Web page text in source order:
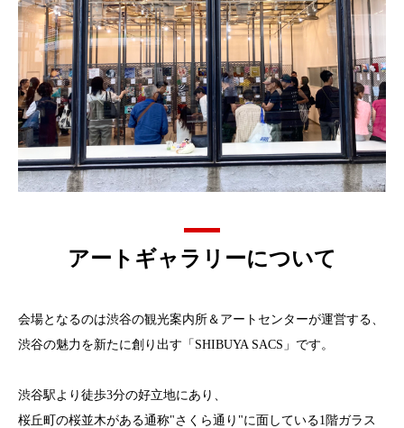
アートギャラリーについて
会場となるのは渋谷の観光案内所＆アートセンターが運営する、
渋谷の魅力を新たに創り出す「SHIBUYA SACS」です。
渋谷駅より徒歩3分の好立地にあり、
桜丘町の桜並木がある通称"さくら通り"に面している1階ガラス